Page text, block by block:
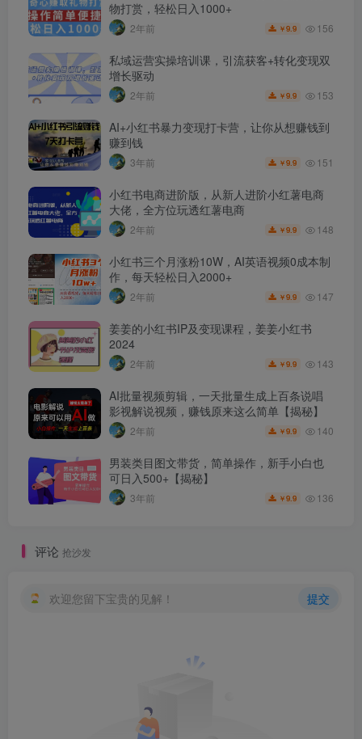
物打赏，轻松日入1000+
2年前 ￥9.9 156
私域运营实操培训课，引流获客+转化变现双
增长驱动
2年前 ￥9.9 153
AI+小红书暴力变现打卡营，让你从想赚钱到
赚到钱
3年前 ￥9.9 151
小红书电商进阶版，从新人进阶小红薯电商
大佬，全方位玩透红薯电商
2年前 ￥9.9 148
小红书三个月涨粉10W，AI英语视频0成本制
作，每天轻松日入2000+
2年前 ￥9.9 147
姜姜的小红书IP及变现课程，姜姜小红书
2024
2年前 ￥9.9 143
AI批量视频剪辑，一天批量生成上百条说唱
影视解说视频，赚钱原来这么简单【揭秘】
2年前 ￥9.9 140
男装类目图文带货，简单操作，新手小白也
可日入500+【揭秘】
3年前 ￥9.9 136
评论 抢沙发
欢迎您留下宝贵的见解！ 提交